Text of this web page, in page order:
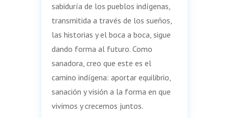
sabiduría de los pueblos indígenas,
transmitida a través de los sueños,
las historias y el boca a boca, sigue
dando forma al futuro. Como
sanadora, creo que este es el
camino indígena: aportar equilibrio,
sanación y visión a la forma en que
vivimos y crecemos juntos.